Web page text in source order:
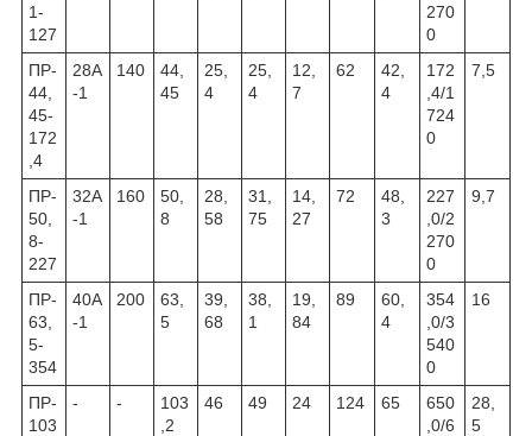
1-
127
270
0
ПР-
44,
45-
172
,4
28А
-1
140
44,
45
25,
4
25,
4
12,
7
62
42,
4
172
,4/1
724
0
7,5
ПР-
50,
8-
227
32А
-1
160
50,
8
28,
58
31,
75
14,
27
72
48,
3
227
,0/2
270
0
9,7
ПР-
63,
5-
354
40А
-1
200
63,
5
39,
68
38,
1
19,
84
89
60,
4
354
,0/3
540
0
16
ПР-
103
- -
103
,2
46 49 24 124 65
650
,0/6
28,
5